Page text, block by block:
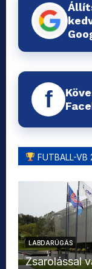
f
FUTBALL-VB
LABDARÚGÁS
Zsarolással